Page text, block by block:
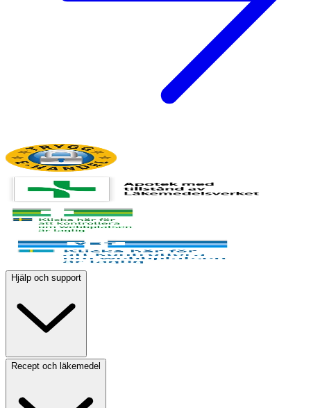
Hjälp och support
Recept och läkemedel